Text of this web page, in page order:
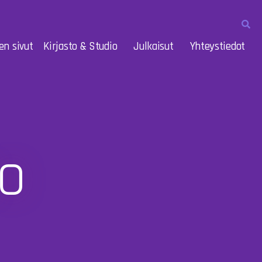
sivut Kirjasto & Studio Julkaisut Yhteystiedot